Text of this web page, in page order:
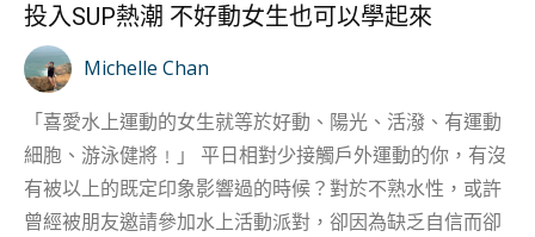
投入SUP熱潮 不好動女生也可以學起來
Michelle Chan
「喜愛水上運動的女生就等於好動、陽光、活潑、有運動
細胞、游泳健將﹗」 平日相對少接觸戶外運動的你，有沒
有被以上的既定印象影響過的時候？對於不熟水性，或許
曾經被朋友邀請參加水上活動派對，卻因為缺乏自信而卻